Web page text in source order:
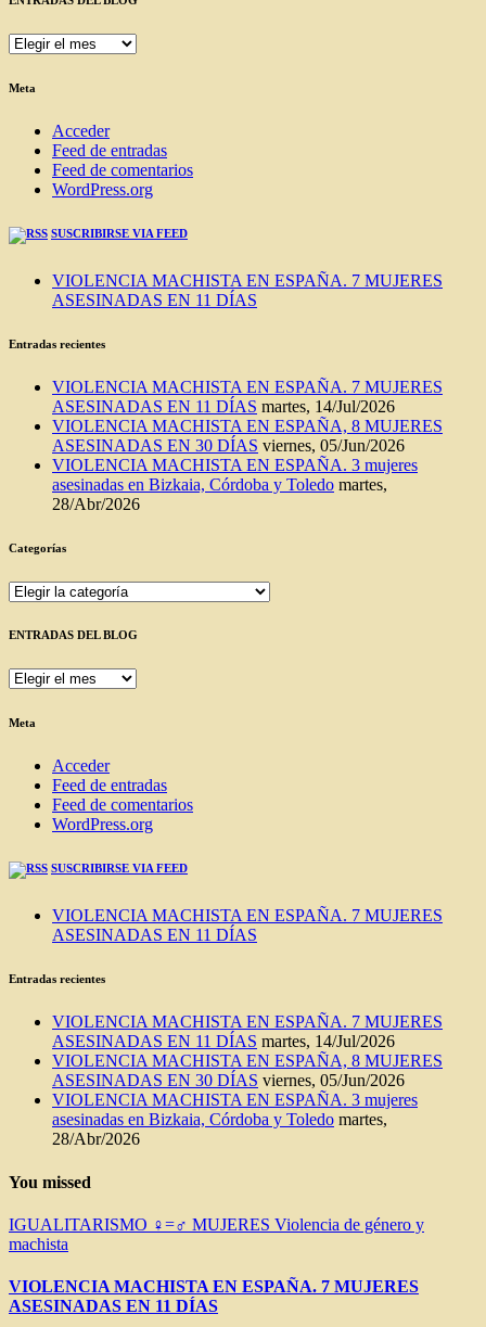
ENTRADAS
BLOG
Meta
Acceder
Feed de entradas
Feed de comentarios
WordPress.org
SUSCRIBIRSE VIA FEED
VIOLENCIA MACHISTA EN ESPAÑA. 7 MUJERES
ASESINADAS EN 11 DÍAS
Entradas recientes
VIOLENCIA MACHISTA EN ESPAÑA. 7 MUJERES
ASESINADAS EN 11 DÍAS martes, 14/Jul/2026
VIOLENCIA MACHISTA EN ESPAÑA, 8 MUJERES
ASESINADAS EN 30 DÍAS viernes, 05/Jun/2026
VIOLENCIA MACHISTA EN ESPAÑA. 3 mujeres
asesinadas en Bizkaia, Córdoba y Toledo martes,
28/Abr/2026
Categorías
Categorías
ENTRADAS DEL BLOG
ENTRADAS
BLOG
Meta
Acceder
Feed de entradas
Feed de comentarios
WordPress.org
SUSCRIBIRSE VIA FEED
VIOLENCIA MACHISTA EN ESPAÑA. 7 MUJERES
ASESINADAS EN 11 DÍAS
Entradas recientes
VIOLENCIA MACHISTA EN ESPAÑA. 7 MUJERES
ASESINADAS EN 11 DÍAS martes, 14/Jul/2026
VIOLENCIA MACHISTA EN ESPAÑA, 8 MUJERES
ASESINADAS EN 30 DÍAS viernes, 05/Jun/2026
VIOLENCIA MACHISTA EN ESPAÑA. 3 mujeres
asesinadas en Bizkaia, Córdoba y Toledo martes,
28/Abr/2026
You missed
IGUALITARISMO ♀=♂ MUJERES Violencia de género y
machista
VIOLENCIA MACHISTA EN ESPAÑA. 7 MUJERES
ASESINADAS EN 11 DÍAS